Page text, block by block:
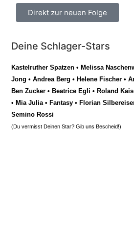
Direkt zur neuen Folge
Deine Schlager-Stars
Kastelruther Spatzen • Melissa
Jong • Andrea Berg • Helene Fischer •
Ben Zucker • Beatrice Egli • Roland
• Mia Julia• Fantasy • Florian
Semino Rossi
(Du vermisst Deinen Star? Gib uns Bescheid!)